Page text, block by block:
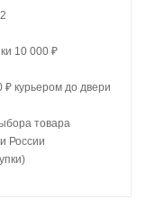
10 000 ₽
₽ курьером до двери
товара
России